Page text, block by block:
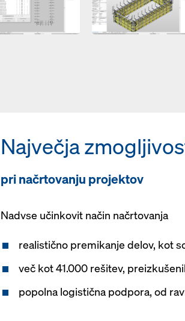
Največja
pri načrtovanju projektov
Nadvse učinkovit način načrtovanja
realistično premikanje delov, kot
več kot 41.000 rešitev,
popolna logistična podpora, od